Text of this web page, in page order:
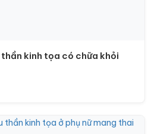
kinh tọa có chữa khỏi